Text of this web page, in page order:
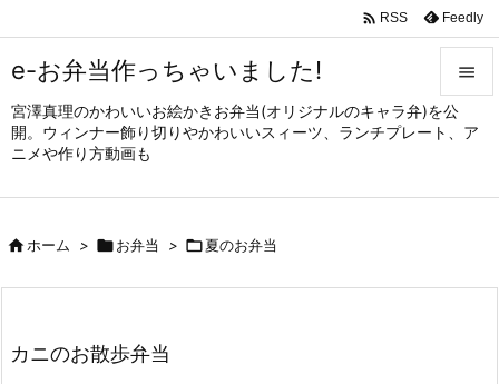
e-お弁当作っちゃいました!
宮澤真理のかわいいお絵かきお弁当(オリジナルのキャラ弁)を公
開。ウィンナー飾り切りやかわいいスィーツ、ランチプレート、ア
ニメや作り方動画も


メニュ
サイド

 RSS Feedly
ホーム > お弁当 > 夏のお弁当
カニのお散歩弁当